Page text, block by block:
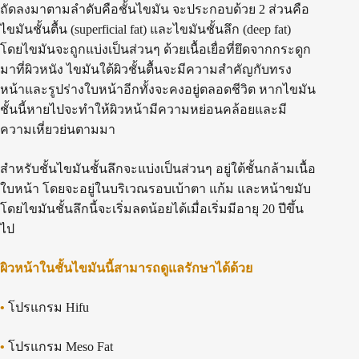
ถัดลงมาตามลำดับคือชั้นไขมัน จะประกอบด้วย 2 ส่วนคือ
ไขมันชั้นตื้น (superficial fat) และไขมันชั้นลึก (deep fat)
โดยไขมันจะถูกแบ่งเป็นส่วนๆ ด้วยเนื้อเยื่อที่ยึดจากกระดูก
มาที่ผิวหนัง ไขมันใต้ผิวชั้นตื้นจะมีความสำคัญกับทรง
หน้าและรูปร่างใบหน้าอีกทั้งจะคงอยู่ตลอดชีวิต หากไขมัน
ชั้นนี้หายไปจะทำให้ผิวหน้ามีความหย่อนคล้อยและมี
ความเหี่ยวย่นตามมา
สำหรับชั้นไขมันชั้นลึกจะแบ่งเป็นส่วนๆ อยู่ใต้ชั้นกล้ามเนื้อ
ใบหน้า โดยจะอยู่ในบริเวณรอบเบ้าตา แก้ม และหน้าขมับ
โดยไขมันชั้นลึกนี้จะเริ่มลดน้อยได้เมื่อเริ่มมีอายุ 20 ปีขึ้น
ไป
ผิวหน้าในชั้นไขมันนี้สามารถดูแลรักษาได้ด้วย
• โปรแกรม Hifu
• โปรแกรม Meso Fat